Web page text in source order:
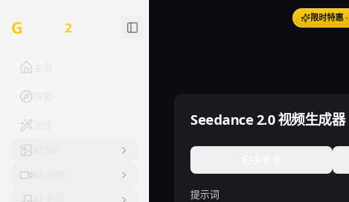
G 2
限时特惠·
Seedance 2.0 视频生成器
提示词